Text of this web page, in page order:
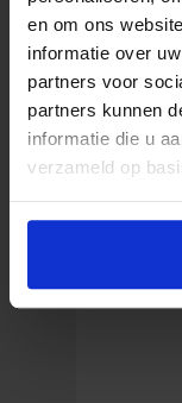
en om ons
informatie over
partners voor
partners kunnen
informatie die u
verzameld op
Ecofex
3
kg
Menge